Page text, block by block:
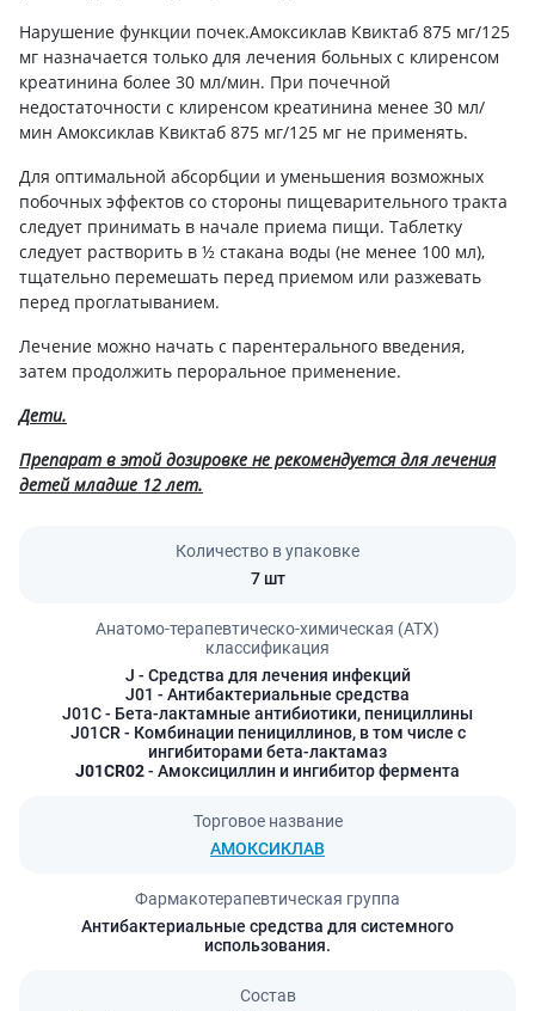
Нарушение функции почек.Амоксиклав Квиктаб 875 мг/125
мг назначается только для лечения больных с клиренсом
креатинина более 30 мл/мин. При почечной
недостаточности с клиренсом креатинина менее 30 мл/
мин Амоксиклав Квиктаб 875 мг/125 мг не применять.
Для оптимальной абсорбции и уменьшения возможных
побочных эффектов со стороны пищеварительного тракта
следует принимать в начале приема пищи. Таблетку
следует растворить в ½ стакана воды (не менее 100 мл),
тщательно перемешать перед приемом или разжевать
перед проглатыванием.
Лечение можно начать с парентерального введения,
затем продолжить пероральное применение.
Дети.
Препарат в этой дозировке не рекомендуется для лечения
детей младше 12 лет.
Количество в упаковке
7 шт
Анатомо-терапевтическо-химическая (АТХ)
классификация
J - Средства для лечения инфекций
J01 - Антибактериальные средства
J01C- Бета-лактамные антибиотики, пенициллины
J01CR - Комбинации пенициллинов, в том числе с
ингибиторами бета-лактамаз
J01CR02- Амоксициллин и ингибитор фермента
Торговое название
АМОКСИКЛАВ
Фармакотерапевтическая группа
Антибактериальные средства для системного
использования.
Состав